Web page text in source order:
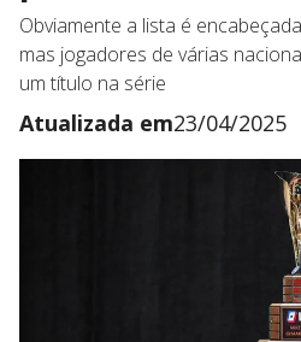
Obviamente a lista é
mas jogadores de várias
um título na série
Atualizada em23/04/2025